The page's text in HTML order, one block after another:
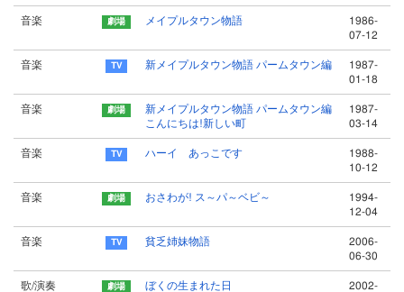
音楽 メイプルタウン物語
1986-
07-12
音楽 新メイプルタウン物語 パームタウン編
1987-
01-18
音楽
新メイプルタウン物語 パームタウン編
こんにちは!新しい町
1987-
03-14
音楽 ハーイ あっこです
1988-
10-12
音楽 おさわが! ス～パ～ベビ～
1994-
12-04
音楽 貧乏姉妹物語
2006-
06-30
歌/演奏 ぼくの生まれた日
2002-